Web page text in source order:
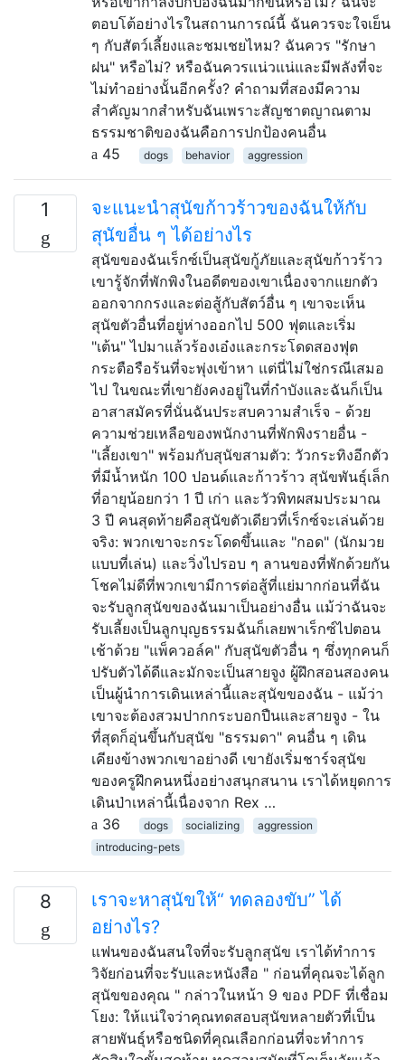
ตอบโต้อย่างไรในสถานการณ์นี้ ฉันควรจะใจเย็น
ๆ กับสัตว์เลี้ยงและชมเชยไหม? ฉันควร "รักษา
ฝน" หรือไม่? หรือฉันควรแน่วแน่และมีพลังที่จะ
ไม่ทำอย่างนั้นอีกครั้ง? คำถามที่สองมีความ
สำคัญมากสำหรับฉันเพราะสัญชาตญาณตาม
ธรรมชาติของฉันคือการปกป้องคนอื่น
45
dogs behavior aggression
1
จะแนะนำสุนัขก้าวร้าวของฉันให้กับ
สุนัขอื่น ๆ ได้อย่างไร
สุนัขของฉันเร็กซ์เป็นสุนัขกู้ภัยและสุนัขก้าวร้าว
เขารู้จักที่พักพิงในอดีตของเขาเนื่องจากแยกตัว
ออกจากกรงและต่อสู้กับสัตว์อื่น ๆ เขาจะเห็น
สุนัขตัวอื่นที่อยู่ห่างออกไป 500 ฟุตและเริ่ม
"เต้น" ไปมาแล้วร้องเอ๋งและกระโดดสองฟุต
กระตือรือร้นที่จะพุ่งเข้าหา แต่นี่ไม่ใช่กรณีเสมอ
ไป ในขณะที่เขายังคงอยู่ในที่กำบังและฉันก็เป็น
อาสาสมัครที่นั่นฉันประสบความสำเร็จ - ด้วย
ความช่วยเหลือของพนักงานที่พักพิงรายอื่น -
"เลี้ยงเขา" พร้อมกับสุนัขสามตัว: วัวกระทิงอีกตัว
ที่มีน้ำหนัก 100 ปอนด์และก้าวร้าว สุนัขพันธุ์เล็ก
ที่อายุน้อยกว่า 1 ปี เก่า และวัวพิทผสมประมาณ
3 ปี คนสุดท้ายคือสุนัขตัวเดียวที่เร็กซ์จะเล่นด้วย
จริง: พวกเขาจะกระโดดขึ้นและ "กอด" (นักมวย
แบบที่เล่น) และวิ่งไปรอบ ๆ ลานของที่พักด้วยกัน
โชคไม่ดีที่พวกเขามีการต่อสู้ที่แย่มากก่อนที่ฉัน
จะรับลูกสุนัขของฉันมาเป็นอย่างอื่น แม้ว่าฉันจะ
รับเลี้ยงเป็นลูกบุญธรรมฉันก็เลยพาเร็กซ์ไปตอน
เช้าด้วย "แพ็ควอล์ค" กับสุนัขตัวอื่น ๆ ซึ่งทุกคนก็
ปรับตัวได้ดีและมักจะเป็นสายจูง ผู้ฝึกสอนสองคน
เป็นผู้นำการเดินเหล่านี้และสุนัขของฉัน - แม้ว่า
เขาจะต้องสวมปากกระบอกปืนและสายจูง - ใน
ที่สุดก็อุ่นขึ้นกับสุนัข "ธรรมดา" คนอื่น ๆ เดิน
เคียงข้างพวกเขาอย่างดี เขายังเริ่มชาร์จสุนัข
ของครูฝึกคนหนึ่งอย่างสนุกสนาน เราได้หยุดการ
เดินป่าเหล่านี้เนื่องจาก Rex …
36
dogs socializing
aggression
introducing-pets
8
เราจะหาสุนัขให้“ ทดลองขับ” ได้
อย่างไร?
แฟนของฉันสนใจที่จะรับลูกสุนัข เราได้ทำการ
วิจัยก่อนที่จะรับและหนังสือ " ก่อนที่คุณจะได้ลูก
สุนัขของคุณ " กล่าวในหน้า 9 ของ PDF ที่เชื่อม
โยง: ให้แน่ใจว่าคุณทดสอบสุนัขหลายตัวที่เป็น
สายพันธุ์หรือชนิดที่คุณเลือกก่อนที่จะทำการ